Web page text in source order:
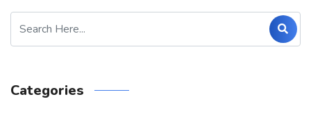
Categories